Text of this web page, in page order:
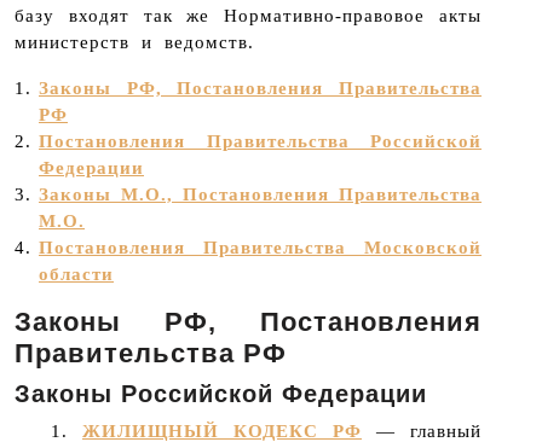
базу входят так же Нормативно-правовое акты
министерств и ведомств.
1. Законы РФ, Постановления Правительства
РФ
2. Постановления Правительства Российской
Федерации
3. Законы М.О., Постановления Правительства
М.О.
4. Постановления Правительства Московской
области
Законы РФ, Постановления
Правительства РФ
Законы Российской Федерации
1. ЖИЛИЩНЫЙ КОДЕКС РФ — главный